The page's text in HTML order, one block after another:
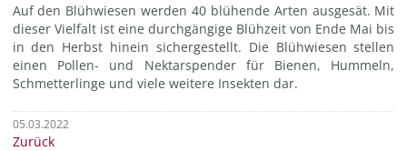
Auf den Blühwiesen werden 40 blühende Arten ausgesät. Mit
dieser Vielfalt ist eine durchgängige Blühzeit von Ende Mai bis
in den Herbst hinein sichergestellt. Die Blühwiesen stellen
einen Pollen- und Nektarspender für Bienen, Hummeln,
Schmetterlinge und viele weitere Insekten dar.
05.03.2022
Zurück